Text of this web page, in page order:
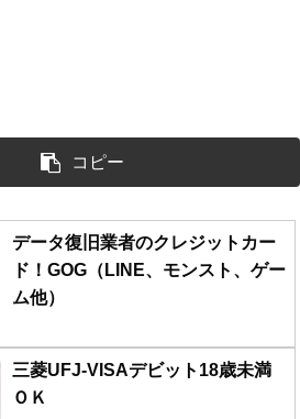
コピー
データ復旧業者のクレジットカー
ド！GOG（LINE、モンスト、ゲー
ム他）
三菱UFJ-VISAデビット18歳未満
ＯＫ